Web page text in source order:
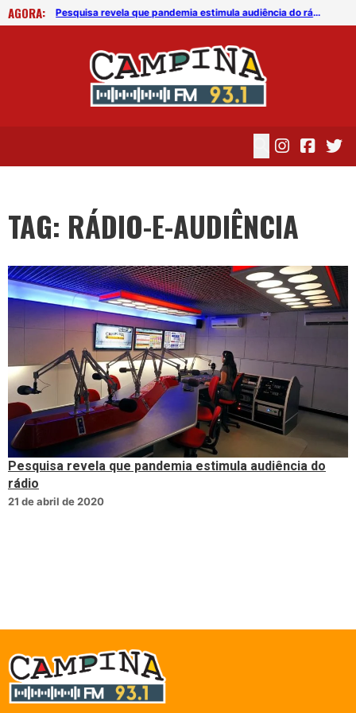
AGORA:
Pesquisa revela que pandemia estimula audiência do rádio Pesquisa revela que pandemia estimula audiência do rádio
TAG: RÁDIO-E-AUDIÊNCIA
Pesquisa revela que pandemia estimula audiência do
rádio
21 de abril de 2020